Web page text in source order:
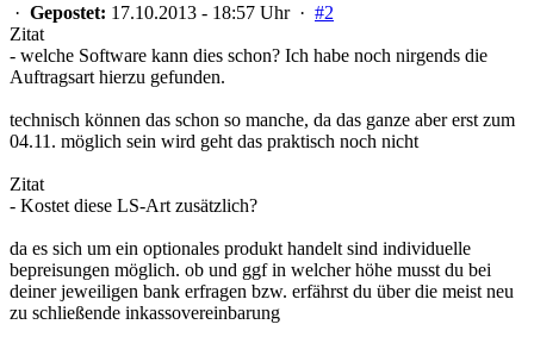
· Gepostet: 17.10.2013 - 18:57 Uhr · #2
Zitat
- welche Software kann dies schon? Ich habe noch nirgends die
Auftragsart hierzu gefunden.
technisch können das schon so manche, da das ganze aber erst zum
04.11. möglich sein wird geht das praktisch noch nicht
Zitat
- Kostet diese LS-Art zusätzlich?
da es sich um ein optionales produkt handelt sind individuelle
bepreisungen möglich. ob und ggf in welcher höhe musst du bei
deiner jeweiligen bank erfragen bzw. erfährst du über die meist neu
zu schließende inkassovereinbarung